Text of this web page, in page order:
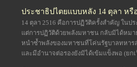
ประชาธิปไตยแบบหลัง 14 ตุลา ห
14 ตุลา 2516 คือการปฏิวัติครั้งสำคัญ ในป
แต่การปฏิวัติด้วยพลังมหาชน กลับมิได้หม
หนำซ้ำพลังของมหาชนที่โค่นรัฐบาลทหาร
และมีอำนาจต่อรองยังมิได้เข้มแข็งพอ (ยก